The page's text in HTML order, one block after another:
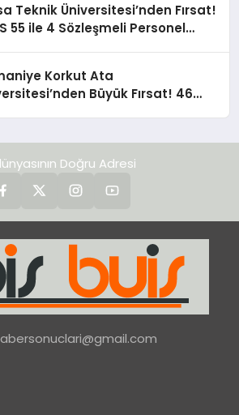
Teknik Üniversitesi’nden Fırsat!
55 ile 4 Sözleşmeli Personel
Korkut Ata
Büyük Fırsat! 46
Doğru Adresi